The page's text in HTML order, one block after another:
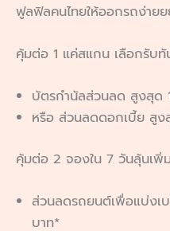
ฟูลฟิลคนไทยให้ออกรถง่าย
คุ้มต่อ 1 แค่สแกน เลือกรับ
บัตรกำนัลส่วนลด สูงสุด
หรือ ส่วนลดดอกเบี้ย สู
คุ้มต่อ 2 จองใน 7 วันลุ้นเ
ส่วนลดรถยนต์เพื่อแบ่งเ
บาท*